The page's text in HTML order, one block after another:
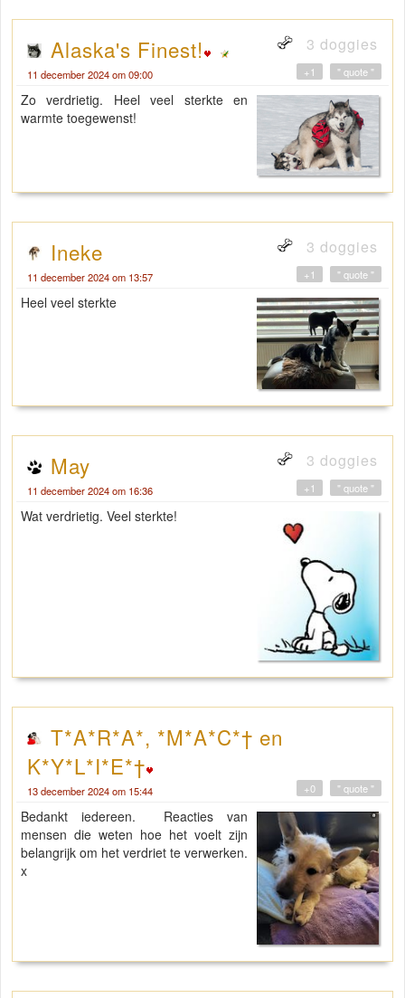
Alaska's Finest! 3 doggies
11 december 2024 om 09:00 " quote "
+1
Zo verdrietig. Heel veel sterkte en
warmte toegewenst!
Ineke 3 doggies
11 december 2024 om 13:57 " quote "
+1
Heel veel sterkte
May 3 doggies
11 december 2024 om 16:36 " quote "
+1
Wat verdrietig. Veel sterkte!
T*A*R*A*, *M*A*C*† en
K*Y*L*I*E*†
13 december 2024 om 15:44 " quote "
+0
Bedankt iedereen. Reacties van
mensen die weten hoe het voelt zijn
belangrijk om het verdriet te verwerken.
x